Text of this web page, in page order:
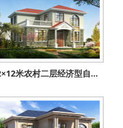
12×12米农村二层经济型自建房设计图，设计了6间卧室